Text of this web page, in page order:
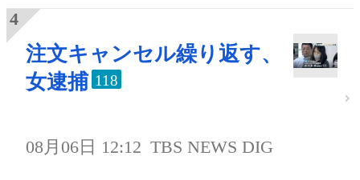
注文キャンセル繰り返す、
女逮捕 118
08月06日 12:12 TBS NEWS DIG